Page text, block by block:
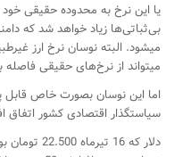
یا این نرخ به محدوده حقیقی خود
بی‌ثباتی‌ها زیاد خواهد شد که
میشود. البته نوسان نرخ ارز
میتواند از نرخ‌های حقیقی فاصله
اما این نوسان بصورت خاص قابل
سیاستگذار اقتصادی کشور اتفاق